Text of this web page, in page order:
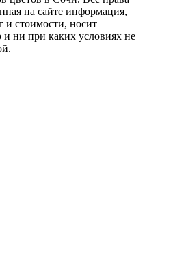
на сайте информация,
и стоимости, носит
ни при каких условиях не